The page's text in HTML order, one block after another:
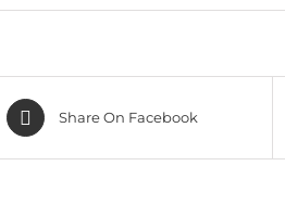
Share On Facebook